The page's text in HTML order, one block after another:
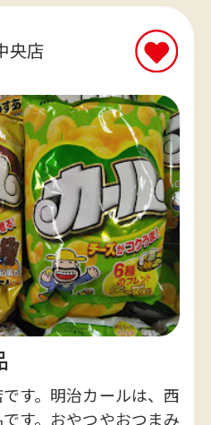
央店
す。明治カールは、西
す。おやつやおつまみ